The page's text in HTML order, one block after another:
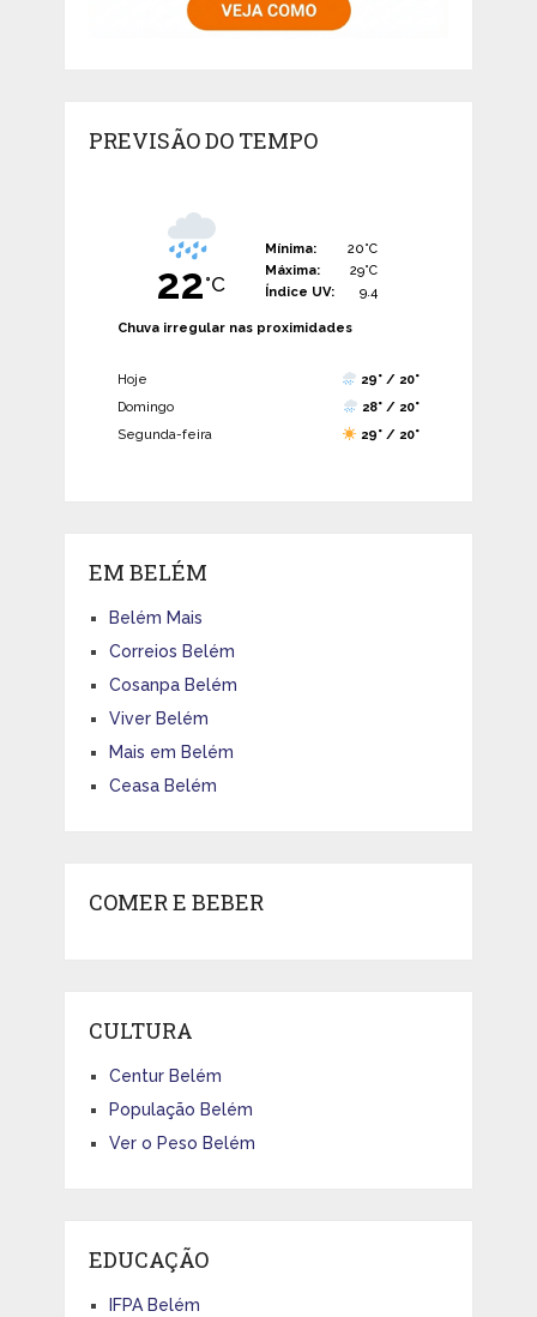
PREVISÃO DO TEMPO
22°C
Mínima:
20°C
Máxima:
29°C
Índice UV:
9.4
Chuva irregular nas proximidades
Hoje
29° / 20°
Domingo
28° / 20°
Segunda-feira
29° / 20°
EM BELÉM
Belém Mais
Correios Belém
Cosanpa Belém
Viver Belém
Mais em Belém
Ceasa Belém
COMER E BEBER
CULTURA
Centur Belém
População Belém
Ver o Peso Belém
EDUCAÇÃO
IFPA Belém